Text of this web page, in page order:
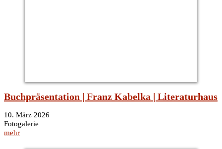
Buchpräsentation | Franz Kabelka | Literaturhaus
10. März 2026
Fotogalerie
mehr